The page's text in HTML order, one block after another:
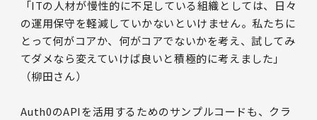
「ITの人材が慢性的に不足している組織としては、日々
の運用保守を軽減していかないといけません。私たちに
とって何がコアか、何がコアでないかを考え、試してみ
てダメなら変えていけば良いと積極的に考えました」
（柳田さん）
Auth0のAPIを活用するためのサンプルコードも、クラ